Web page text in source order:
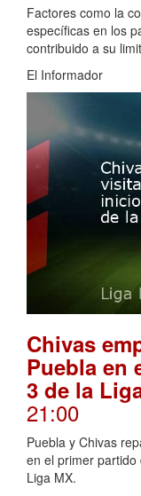
Factores como la
específicas en los
contribuido a su
El Informador
Chivas
Puebla en
3 de la
21:00
Puebla y Chivas
en el primer
Liga MX.